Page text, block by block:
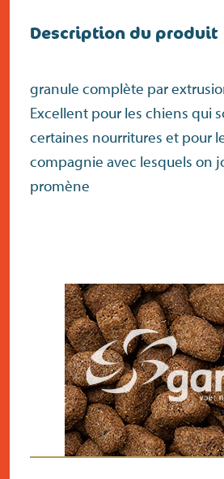
Description du produit
granule complète par
Excellent pour les chiens qui
certaines nourritures et pour
compagnie avec lesquels on
promène